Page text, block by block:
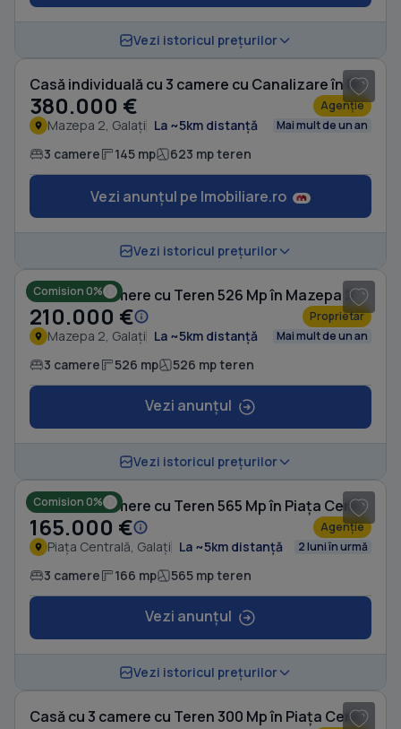
Vezi istoricul prețurilor
Casă individuală cu 3 camere cu Canalizare în Mazepa 2
380.000 € Agenție
Mazepa 2, Galați La ~5km distanță Mai mult de un an
3 camere 145 mp 623 mp teren
Vezi anunțul pe Imobiliare.ro
Vezi istoricul prețurilor
Comision 0%
Casă cu 3 camere cu Teren 526 Mp în Mazepa 2
210.000 € Proprietar
Mazepa 2, Galați La ~5km distanță Mai mult de un an
3 camere 526 mp 526 mp teren
Vezi anunțul
Vezi istoricul prețurilor
Comision 0% Casă cu 3 camere cu Teren 565 Mp în Piața Centrală
165.000 € Agenție
Piața Centrală, Galați La ~5km distanță 2 luni în urmă
3 camere 166 mp 565 mp teren
Vezi anunțul
Vezi istoricul prețurilor
Casă cu 3 camere cu Teren 300 Mp în Piața Centrală